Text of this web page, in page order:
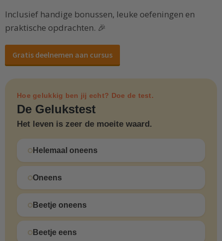
Inclusief handige bonussen, leuke oefeningen en
praktische opdrachten. 🎉
Gratis deelnemen aan cursus
Hoe gelukkig ben jij echt? Doe de test.
De Gelukstest
Het leven is zeer de moeite waard.
Helemaal oneens
Oneens
Beetje oneens
Beetje eens